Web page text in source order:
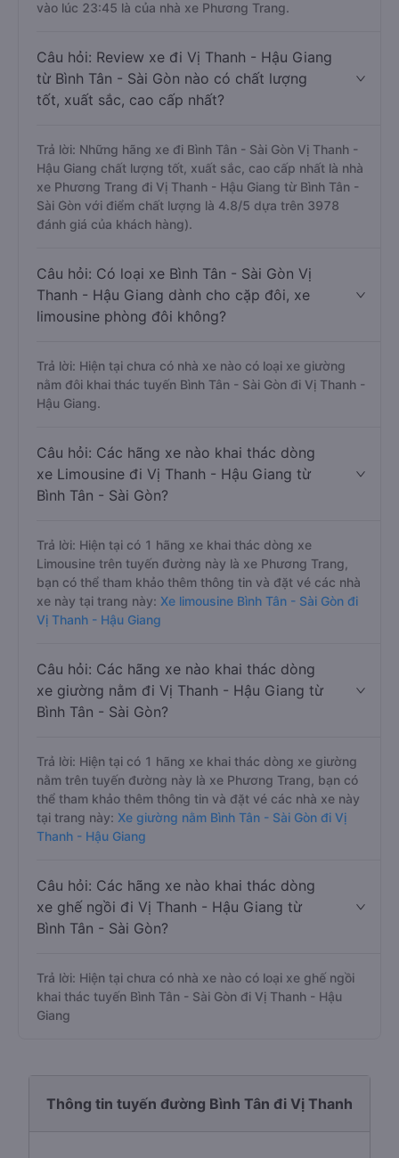
vào lúc 23:45 là của nhà xe Phương Trang.
Câu hỏi: Review xe đi Vị Thanh - Hậu Giang
từ Bình Tân - Sài Gòn nào có chất lượng
tốt, xuất sắc, cao cấp nhất?
Trả lời: Những hãng xe đi Bình Tân - Sài Gòn Vị Thanh -
Hậu Giang chất lượng tốt, xuất sắc, cao cấp nhất là nhà
xe Phương Trang đi Vị Thanh - Hậu Giang từ Bình Tân -
Sài Gòn với điểm chất lượng là 4.8/5 dựa trên 3978
đánh giá của khách hàng).
Câu hỏi: Có loại xe Bình Tân - Sài Gòn Vị
Thanh - Hậu Giang dành cho cặp đôi, xe
limousine phòng đôi không?
Trả lời: Hiện tại chưa có nhà xe nào có loại xe giường
nằm đôi khai thác tuyến Bình Tân - Sài Gòn đi Vị Thanh -
Hậu Giang.
Câu hỏi: Các hãng xe nào khai thác dòng
xe Limousine đi Vị Thanh - Hậu Giang từ
Bình Tân - Sài Gòn?
Trả lời: Hiện tại có 1 hãng xe khai thác dòng xe
Limousine trên tuyến đường này là xe Phương Trang,
bạn có thể tham khảo thêm thông tin và đặt vé các nhà
xe này tại trang này: Xe limousine Bình Tân - Sài Gòn đi
Vị Thanh - Hậu Giang
Câu hỏi: Các hãng xe nào khai thác dòng
xe giường nằm đi Vị Thanh - Hậu Giang từ
Bình Tân - Sài Gòn?
Trả lời: Hiện tại có 1 hãng xe khai thác dòng xe giường
nằm trên tuyến đường này là xe Phương Trang, bạn có
thể tham khảo thêm thông tin và đặt vé các nhà xe này
tại trang này: Xe giường nằm Bình Tân - Sài Gòn đi Vị
Thanh - Hậu Giang
Câu hỏi: Các hãng xe nào khai thác dòng
xe ghế ngồi đi Vị Thanh - Hậu Giang từ
Bình Tân - Sài Gòn?
Trả lời: Hiện tại chưa có nhà xe nào có loại xe ghế ngồi
khai thác tuyến Bình Tân - Sài Gòn đi Vị Thanh - Hậu
Giang
Thông tin tuyến đường Bình Tân đi Vị Thanh